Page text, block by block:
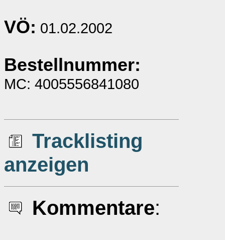
VÖ: 01.02.2002
Bestellnummer:
MC: 4005556841080
Tracklisting
anzeigen
Kommentare: